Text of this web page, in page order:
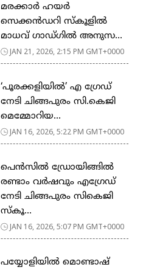
മരക്കാർ ഹയർ
സെക്കൻഡറി സ്കൂളിൽ
മാധവ് ഗാഡ്ഗിൽ അനുസ...
JAN 21, 2026, 2:15 PM GMT+0000
‘പൂരക്കളിയിൽ’ എ ഗ്രേഡ്
നേടി ചിങ്ങപുരം സി.കെജി
മെമ്മോറിയ...
JAN 16, 2026, 5:22 PM GMT+0000
പെൻസിൽ ഡ്രോയിങ്ങിൽ
രണ്ടാം വർഷവും എഗ്രേഡ്
നേടി ചിങ്ങപുരം സികെജി
സ്കൂ...
JAN 16, 2026, 5:07 PM GMT+0000
പയ്യോളിയിൽ മൊണ്ടാഷ്